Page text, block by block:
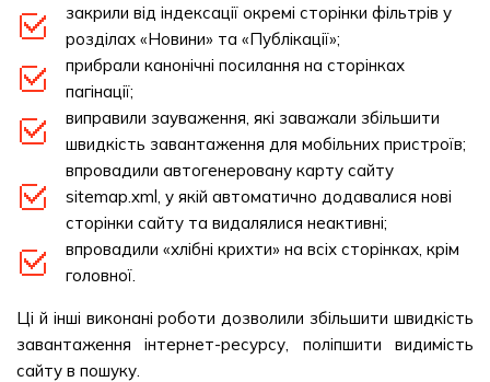
закрили від індексації окремі сторінки фільтрів у
розділах «Новини» та «Публікації»;
прибрали канонічні посилання на сторінках
пагінації;
виправили зауваження, які заважали збільшити
швидкість завантаження для мобільних пристроїв;
впровадили автогенеровану карту сайту
sitemap.xml, у якій автоматично додавалися нові
сторінки сайту та видалялися неактивні;
впровадили «хлібні крихти» на всіх сторінках, крім
головної.
Ці й інші виконані роботи дозволили збільшити швидкість
завантаження інтернет-ресурсу, поліпшити видимість
сайту в пошуку.